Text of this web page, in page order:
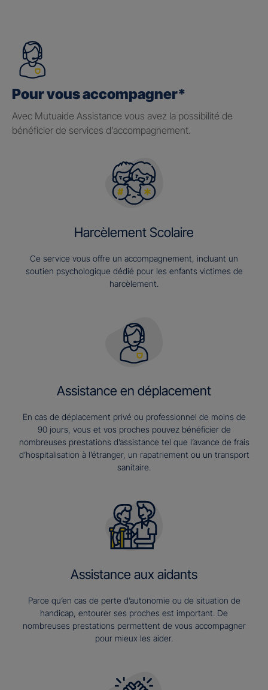
Pour vous accompagner*
Avec Mutuaide Assistance vous avez la possibilité de
bénéficier de services d’accompagnement.
Harcèlement Scolaire
Ce service vous offre un accompagnement, incluant un
soutien psychologique dédié pour les enfants victimes de
harcèlement.
Assistance en déplacement
En cas de déplacement privé ou professionnel de moins de
90 jours, vous et vos proches pouvez bénéficier de
nombreuses prestations d’assistance tel que l’avance de frais
d’hospitalisation à l’étranger, un rapatriement ou un transport
sanitaire.
Assistance aux aidants
Parce qu’en cas de perte d’autonomie ou de situation de
handicap, entourer ses proches est important. De
nombreuses prestations permettent de vous accompagner
pour mieux les aider.